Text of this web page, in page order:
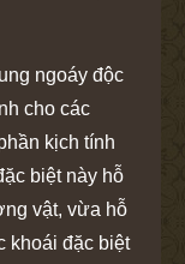
ngoáy độc
cho các
kịch tính
biệt này hỗ
vật, vừa hỗ
khoái đặc biệt